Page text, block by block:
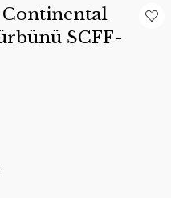
SCFF-